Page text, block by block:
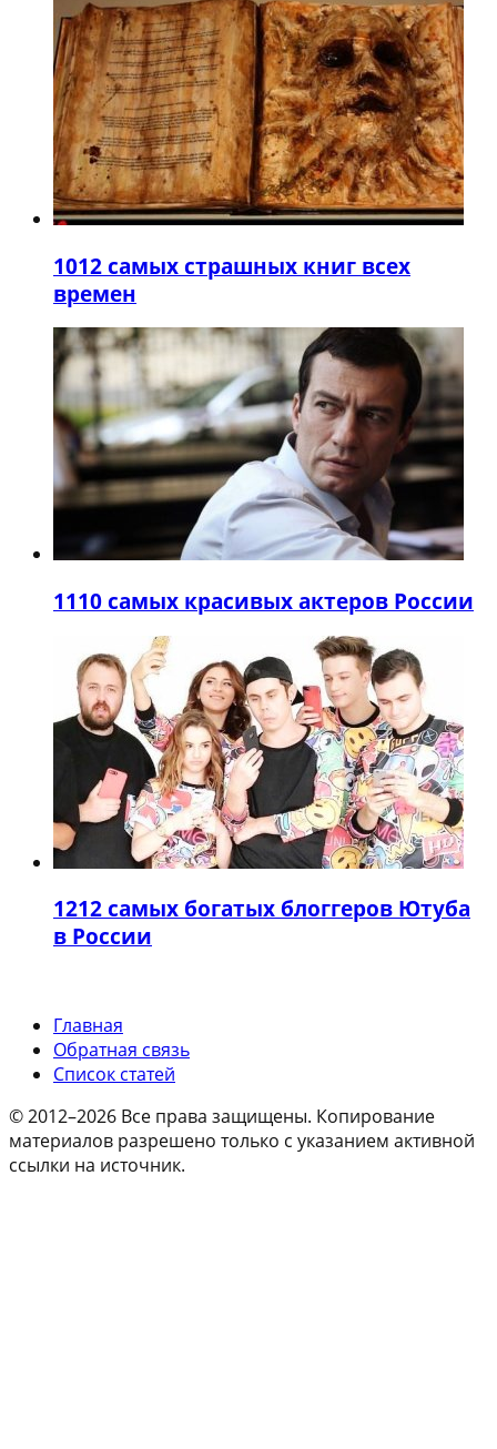
1012 самых страшных книг всех
времен
1110 самых красивых актеров России
1212 самых богатых блоггеров Ютуба
в России
Главная
Обратная связь
Список статей
© 2012–2026 Все права защищены. Копирование
материалов разрешено только с указанием активной
ссылки на источник.